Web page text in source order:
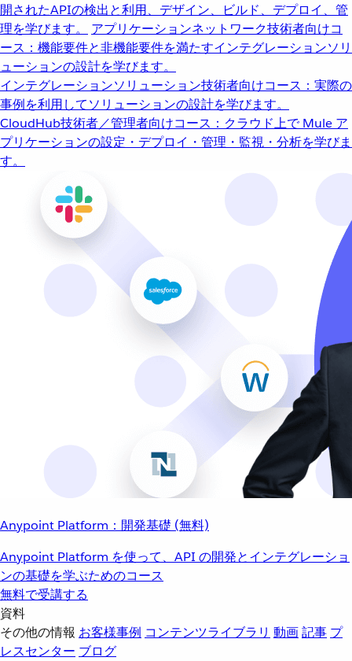
開されたAPIの検出と利用、デザイン、ビルド、デプロイ、管
理を学びます。
アプリケーションネットワーク技術者向けコ
ース：機能要件と非機能要件を満たすインテグレーションソリ
ューションの設計を学びます。
インテグレーションソリューション技術者向けコース：実際の
事例を利用してソリューションの設計を学びます。
CloudHub技術者／管理者向けコース：クラウド上で Mule ア
プリケーションの設定・デプロイ・管理・監視・分析を学びま
す。
Anypoint Platform：開発基礎 (無料)
Anypoint Platform を使って、API の開発とインテグレーショ
ンの基礎を学ぶためのコース
無料で受講する
資料
その他の情報 お客様事例 コンテンツライブラリ 動画記事 プ
レスセンター ブログ